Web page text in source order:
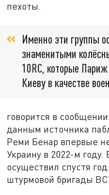
пехоты.
Именно эти группы
знаменитыми
10RC, которые
Киеву в качестве
говорится в
данным источника
Реми Бенар впервые
Украину в 2022-м
осуществил спустя
штурмовой бригады